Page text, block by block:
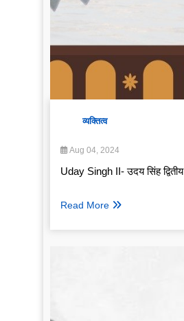
व्यक्तित्व
Aug 04, 2024
Uday Singh II- उदय सिंह द्वितीय
Read More